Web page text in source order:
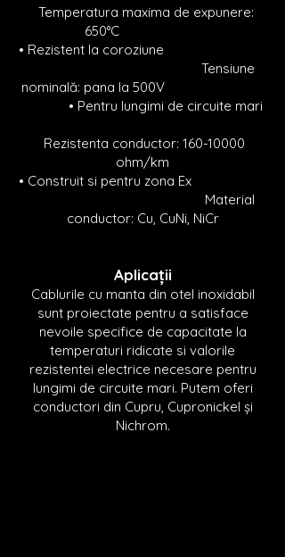
Temperatura maxima de expunere:
650°C
• Rezistent la coroziune
Tensiune
nominală: pana la 500V
• Pentru lungimi de circuite mari
Rezistenta conductor: 160-10000
ohm/km
• Construit si pentru zona Ex
Material
conductor: Cu, CuNi, NiCr
Aplicații
Cablurile cu manta din otel inoxidabil
sunt proiectate pentru a satisface
nevoile specifice de capacitate la
temperaturi ridicate si valorile
rezistentei electrice necesare pentru
lungimi de circuite mari. Putem oferi
conductori din Cupru, Cupronickel și
Nichrom.